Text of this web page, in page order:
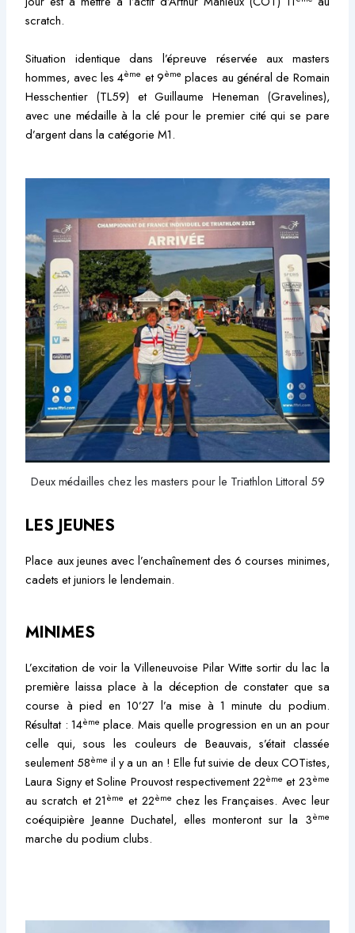
scratch.
Situation identique dans l’épreuve réservée aux masters
hommes, avec les 4ème et 9ème places au général de Romain
Hesschentier (TL59) et Guillaume Heneman (Gravelines),
avec une médaille à la clé pour le premier cité qui se pare
d’argent dans la catégorie M1.
Deux médailles chez les masters pour le Triathlon Littoral 59
LES JEUNES
Place aux jeunes avec l’enchaînement des 6 courses minimes,
cadets et juniors le lendemain.
MINIMES
L’excitation de voir la Villeneuvoise Pilar Witte sortir du lac la
première laissa place à la déception de constater que sa
course à pied en 10’27 l’a mise à 1 minute du podium.
Résultat : 14ème place. Mais quelle progression en un an pour
celle qui, sous les couleurs de Beauvais, s’était classée
seulement 58ème il y a un an ! Elle fut suivie de deux COTistes,
Laura Signy et Soline Prouvost respectivement 22ème et 23ème
au scratch et 21ème et 22ème chez les Françaises. Avec leur
coéquipière Jeanne Duchatel, elles monteront sur la 3ème
marche du podium clubs.